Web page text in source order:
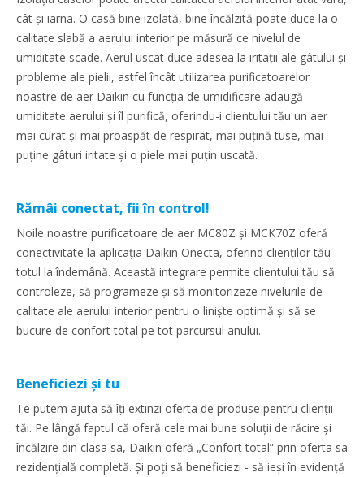
cât și iarna. O casă bine izolată, bine încălzită poate duce la o
calitate slabă a aerului interior pe măsură ce nivelul de
umiditate scade. Aerul uscat duce adesea la iritații ale gâtului și
probleme ale pielii, astfel încât utilizarea purificatoarelor
noastre de aer Daikin cu funcția de umidificare adaugă
umiditate aerului și îl purifică, oferindu-i clientului tău un aer
mai curat și mai proaspăt de respirat, mai puțină tuse, mai
puține gâturi iritate și o piele mai puțin uscată.
Rămâi conectat, fii în control!
Noile noastre purificatoare de aer MC80Z și MCK70Z oferă
conectivitate la aplicația Daikin Onecta, oferind clienților tău
totul la îndemână. Această integrare permite clientului tău să
controleze, să programeze și să monitorizeze nivelurile de
calitate ale aerului interior pentru o liniște optimă și să se
bucure de confort total pe tot parcursul anului.
Beneficiezi și tu
Te putem ajuta să îți extinzi oferta de produse pentru clienții
tăi. Pe lângă faptul că oferă cele mai bune soluții de răcire și
încălzire din clasa sa, Daikin oferă „Confort total” prin oferta sa
rezidențială completă. Și poți să beneficiezi - să ieși în evidență